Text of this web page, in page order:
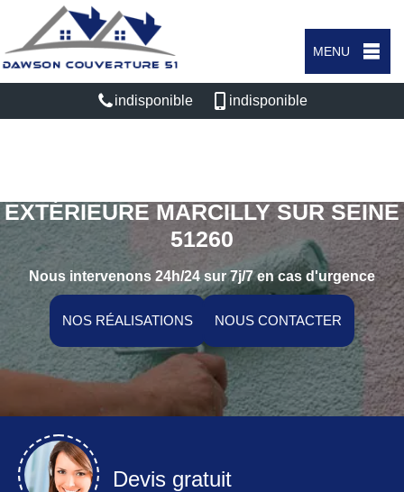
MENU
indisponible indisponible
EXTÉRIEURE MARCILLY SUR SEINE
51260
Nous intervenons 24h/24 sur 7j/7 en cas d'urgence
NOS RÉALISATIONS NOUS CONTACTER
Devis gratuit